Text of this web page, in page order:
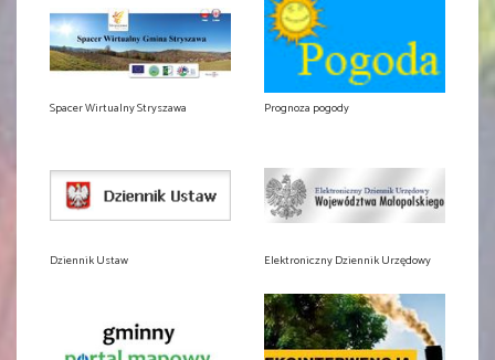
Spacer Wirtualny Stryszawa Prognoza pogody
Dziennik Ustaw Elektroniczny Dziennik Urzędowy